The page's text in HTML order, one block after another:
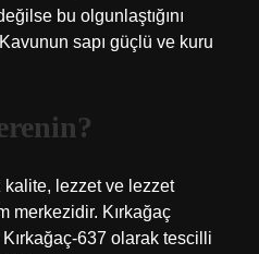
bu olgunlaştığını
sapı güçlü ve kuru
kalite, lezzet ve lezzet
merkezidir. Kırkağaç
637 olarak tescilli